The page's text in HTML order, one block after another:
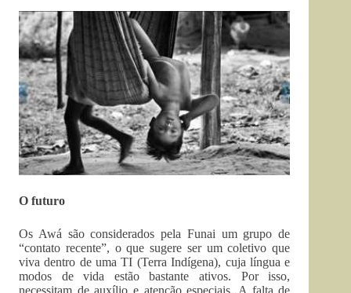
O futuro
Os Awá são considerados pela Funai um grupo de
“contato recente”, o que sugere ser um coletivo que
viva dentro de uma TI (Terra Indígena), cuja língua e
modos de vida estão bastante ativos. Por isso,